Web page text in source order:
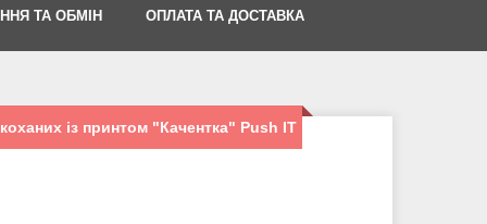
ТА ОБМІН ОПЛАТА ТА ДОСТАВКА
із принтом "Качентка" Push IT